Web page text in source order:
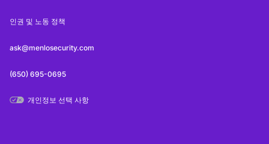
인권 및 노동 정책
ask@menlosecurity.com
(650) 695-0695
개인정보 선택 사항